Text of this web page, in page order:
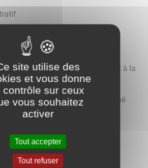
des services périscolaires à la
administratif complet doit être
déposé en mairie, accompagné
obligatoire pour tout enfant
de Charbuy ou son centre de
site utilise des
et vous donne
contrôle sur ceux
vous souhaitez
activer
Tout accepter
Tout refuser